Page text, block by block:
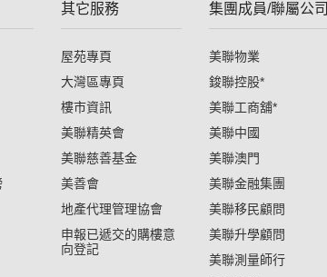
其它服務
屋苑專頁
大灣區專頁
樓市資訊
美聯精英會
美聯慈善基金
美善會
地產代理管理協會
申報已遞交的購樓意
向登記
集團成員/聯屬公司
美聯物業
鋑聯控股*
美聯工商舖*
美聯中國
美聯澳門
美聯金融集團
美聯移民顧問
美聯升學顧問
美聯測量師行